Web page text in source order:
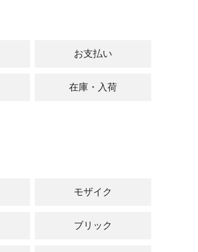
お支払い
在庫・入荷
モザイク
ブリック